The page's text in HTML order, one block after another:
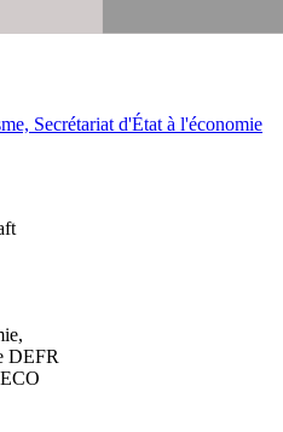
Secrétariat d'État à l'économie
DEFR